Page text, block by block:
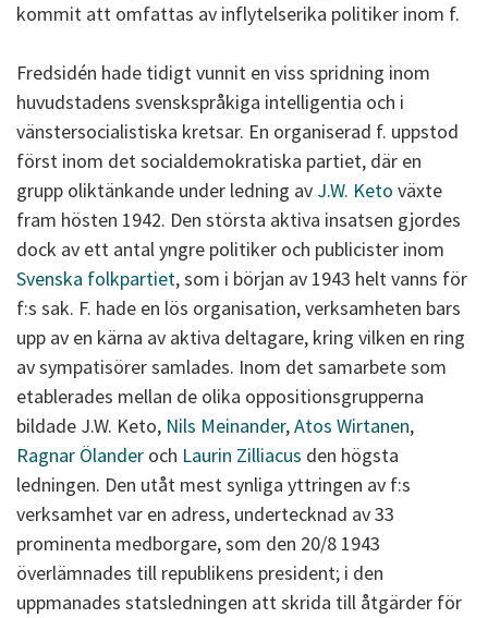
kommit att omfattas av inflytelserika politiker inom f.
Fredsidén hade tidigt vunnit en viss spridning inom
huvudstadens svenskspråkiga intelligentia och i
vänstersocialistiska kretsar. En organiserad f. uppstod
först inom det socialdemokratiska partiet, där en
grupp oliktänkande under ledning av J.W. Keto växte
fram hösten 1942. Den största aktiva insatsen gjordes
dock av ett antal yngre politiker och publicister inom
Svenska folkpartiet, som i början av 1943 helt vanns för
f:s sak. F. hade en lös organisation, verksamheten bars
upp av en kärna av aktiva deltagare, kring vilken en ring
av sympatisörer samlades. Inom det samarbete som
etablerades mellan de olika oppositionsgrupperna
bildade J.W. Keto, Nils Meinander,Atos Wirtanen,
Ragnar Ölander och Laurin Zilliacus den högsta
ledningen. Den utåt mest synliga yttringen av f:s
verksamhet var en adress, undertecknad av 33
prominenta medborgare, som den 20/8 1943
överlämnades till republikens president; i den
uppmanades statsledningen att skrida till åtgärder för